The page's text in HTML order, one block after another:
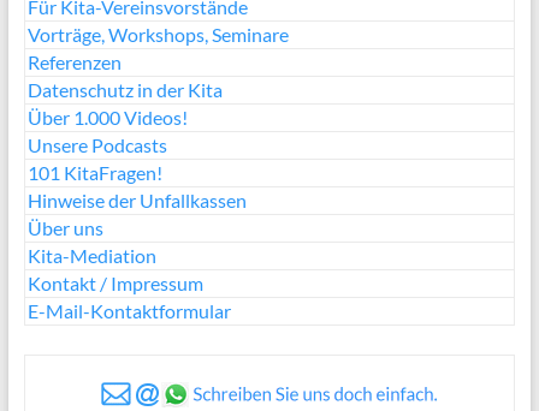
Für Kita-Vereinsvorstände
Vorträge, Workshops, Seminare
Referenzen
Datenschutz in der Kita
Über 1.000 Videos!
Unsere Podcasts
101 KitaFragen!
Hinweise der Unfallkassen
Über uns
Kita-Mediation
Kontakt / Impressum
E-Mail-Kontaktformular